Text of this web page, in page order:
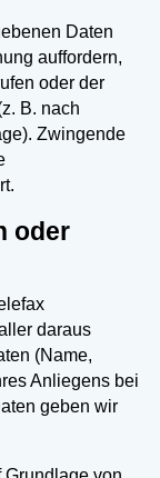
Daten
auffordern,
oder der
B. nach
Zwingende
oder
daraus
(Name,
Anliegens bei
geben wir